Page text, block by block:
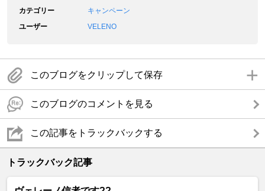
カテゴリー
キャンペーン
ユーザー
VELENO
このブログをクリップして保存
このブログのコメントを見る
この記事をトラックバックする
トラックバック記事